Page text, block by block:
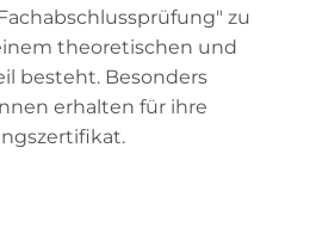
zu
theoretischen und
besteht. Besonders
erhalten für ihre